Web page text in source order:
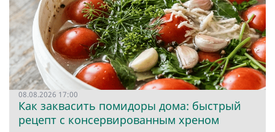
08.08.2026 17:00
Как заквасить помидоры дома: быстрый
рецепт с консервированным хреном